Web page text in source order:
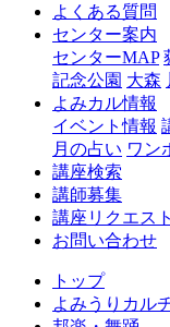
よくある質問
センター案内
センターMAP
記念公園 大森
よみカル情報
イベント情報
月の占い ワン
講座検索
講師募集
講座リクエスト
お問い合わせ
トップ
よみうりカル